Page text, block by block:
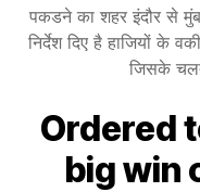
पकडने का शहर इंदौर से
निर्देश दिए है हाजियों के
जिसके
Ordered
big win